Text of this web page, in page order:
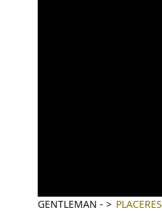
GENTLEMAN - PLACERES